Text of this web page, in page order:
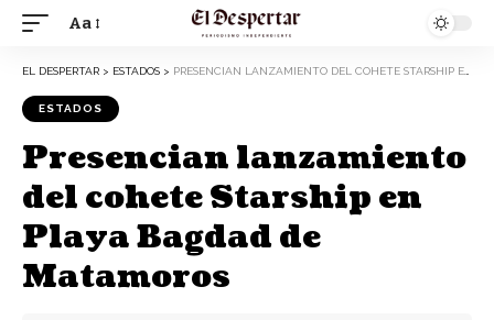
Aa
EL DESPERTAR > ESTADOS > PRESENCIAN LANZAMIENTO DEL COHETE STARSHIP EN PLAYA BAGDAD DE MATAMOROS
ESTADOS
Presencian lanzamiento
del cohete Starship en
Playa Bagdad de
Matamoros